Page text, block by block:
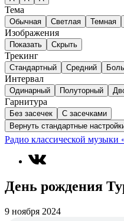
Тема
Обычная Светлая Темная
Изображения
Показать Скрыть
Трекинг
Стандартный Средний
Интервал
Одинарный Полуторный
Гарнитура
Без засечек
С засечками
Вернуть стандартные
Радио классической музыки
День рождения
9 ноября 2024